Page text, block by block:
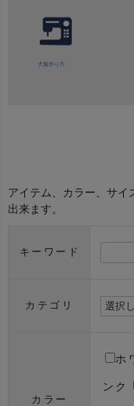
犬服作り方
アイテム、カラー、サイ
出来ます。
キーワード
カテゴリ
カラー
ホ
ンク